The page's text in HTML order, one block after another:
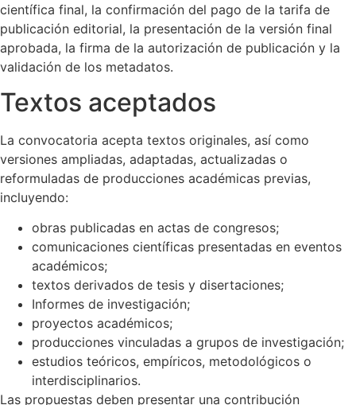
científica final, la confirmación del pago de la tarifa de
publicación editorial, la presentación de la versión final
aprobada, la firma de la autorización de publicación y la
validación de los metadatos.
Textos aceptados
La convocatoria acepta textos originales, así como
versiones ampliadas, adaptadas, actualizadas o
reformuladas de producciones académicas previas,
incluyendo:
obras publicadas en actas de congresos;
comunicaciones científicas presentadas en eventos
académicos;
textos derivados de tesis y disertaciones;
Informes de investigación;
proyectos académicos;
producciones vinculadas a grupos de investigación;
estudios teóricos, empíricos, metodológicos o
interdisciplinarios.
Las propuestas deben presentar una contribución